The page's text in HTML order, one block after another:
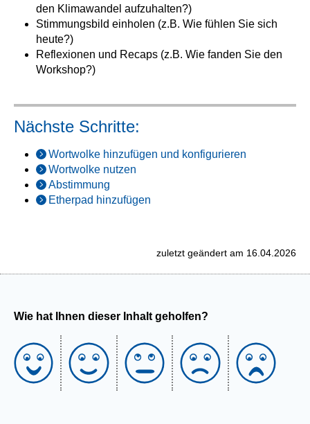
den Klimawandel aufzuhalten?)
Stimmungsbild einholen (z.B. Wie fühlen Sie sich
heute?)
Reflexionen und Recaps (z.B. Wie fanden Sie den
Workshop?)
Nächste Schritte:
Wortwolke hinzufügen und konfigurieren
Wortwolke nutzen
Abstimmung
Etherpad hinzufügen
zuletzt geändert am 16.04.2026
Wie hat Ihnen dieser Inhalt geholfen?